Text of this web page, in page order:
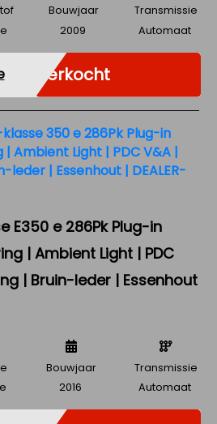
Bouwjaar
2009
Transmissie
Automaat
Verkocht
E350 e 286Pk Plug-in
| Ambient Light | PDC
| Bruin-leder | Essenhout
Bouwjaar
2016
Transmissie
Automaat